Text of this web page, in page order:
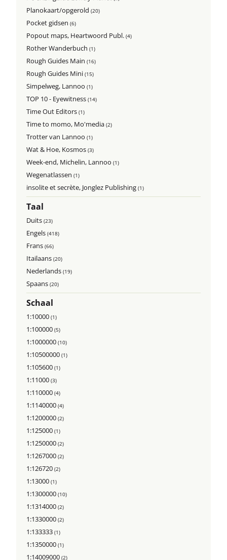
Planokaart/opgerold(20)
Pocket gidsen(6)
Popout maps, Heartwoord Publ.(4)
Rother Wanderbuch(1)
Rough Guides Main(16)
Rough Guides Mini(15)
Simpelweg, Lannoo(1)
TOP 10 - Eyewitness(14)
Time Out Editors(1)
Time to momo, Mo'media(2)
Trotter van Lannoo(1)
Wat & Hoe, Kosmos(3)
Week-end, Michelin, Lannoo(1)
Wegenatlassen(1)
insolite et secrète, Jonglez Publishing(1)
Taal
Duits(23)
Engels(418)
Frans(66)
Itailaans(20)
Nederlands(19)
Spaans(20)
Schaal
1:10000(1)
1:100000(5)
1:1000000(10)
1:10500000(1)
1:105600(1)
1:11000(3)
1:110000(4)
1:1140000(4)
1:1200000(2)
1:125000(1)
1:1250000(2)
1:1267000(2)
1:126720(2)
1:13000(1)
1:1300000(10)
1:1314000(2)
1:1330000(2)
1:133333(1)
1:1350000(1)
1:14009000(2)